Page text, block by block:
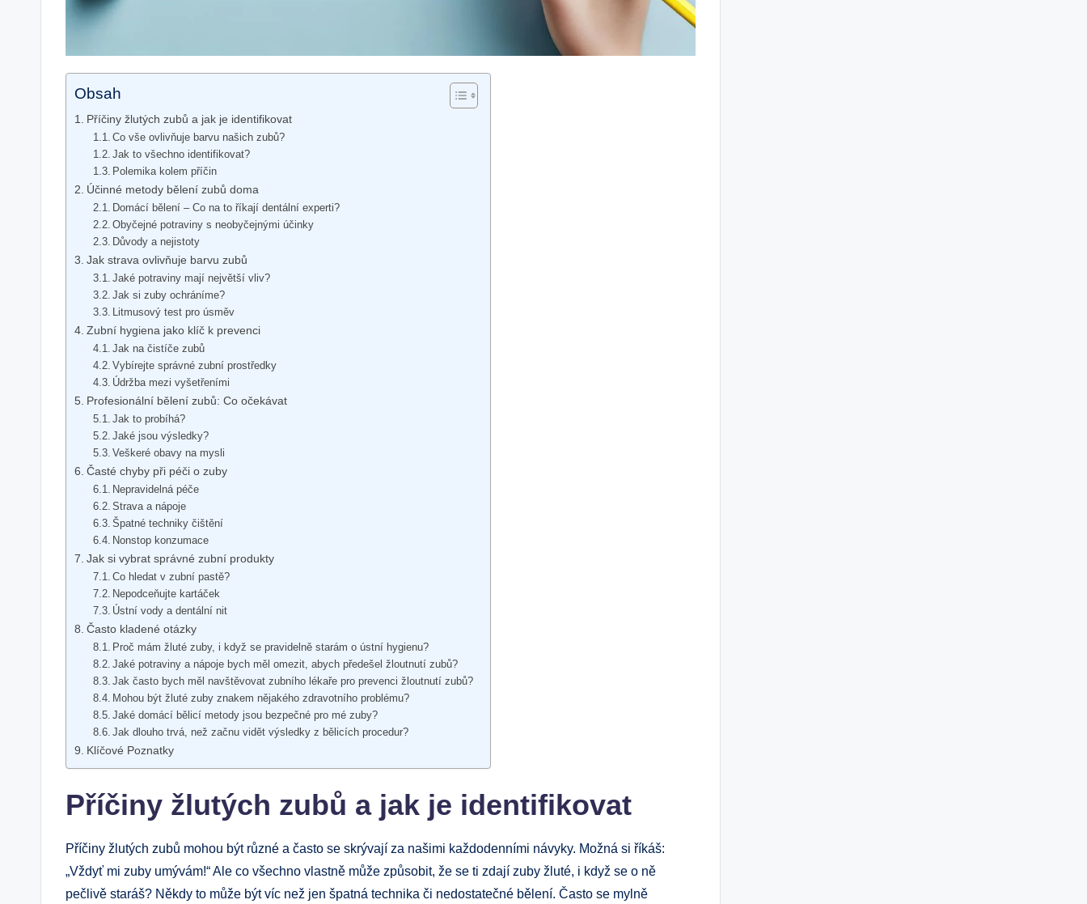
Obsah
Příčiny žlutých zubů a jak je identifikovat
Co vše ovlivňuje barvu našich zubů?
Jak to všechno identifikovat?
Polemika kolem příčin
Účinné metody bělení zubů doma
Domácí bělení – Co na to říkají dentální experti?
Obyčejné potraviny s neobyčejnými účinky
Důvody a nejistoty
Jak strava ovlivňuje barvu zubů
Jaké potraviny mají největší vliv?
Jak si zuby ochráníme?
Litmusový test pro úsměv
Zubní hygiena jako klíč k prevenci
Jak na čistíče zubů
Vybírejte správné zubní prostředky
Údržba mezi vyšetřeními
Profesionální bělení zubů: Co očekávat
Jak to probíhá?
Jaké jsou výsledky?
Veškeré obavy na mysli
Časté chyby při péči o zuby
Nepravidelná péče
Strava a nápoje
Špatné techniky čištění
Nonstop konzumace
Jak si vybrat správné zubní produkty
Co hledat v zubní pastě?
Nepodceňujte kartáček
Ústní vody a dentální nit
Často kladené otázky
Proč mám žluté zuby, i když se pravidelně starám o ústní hygienu?
Jaké potraviny a nápoje bych měl omezit, abych předešel žloutnutí zubů?
Jak často bych měl navštěvovat zubního lékaře pro prevenci žloutnutí zubů?
Mohou být žluté zuby znakem nějakého zdravotního problému?
Jaké domácí bělicí metody jsou bezpečné pro mé zuby?
Jak dlouho trvá, než začnu vidět výsledky z bělicích procedur?
Klíčové Poznatky
Příčiny žlutých zubů a jak je identifikovat
Příčiny žlutých zubů mohou být různé a často se skrývají za našimi každodenními návyky. Možná si říkáš:
„Vždyť mi zuby umývám!“ Ale co všechno vlastně může způsobit, že se ti zdají zuby žluté, i když se o ně
pečlivě staráš? Někdy to může být víc než jen špatná technika či nedostatečné bělení. Často se mylně